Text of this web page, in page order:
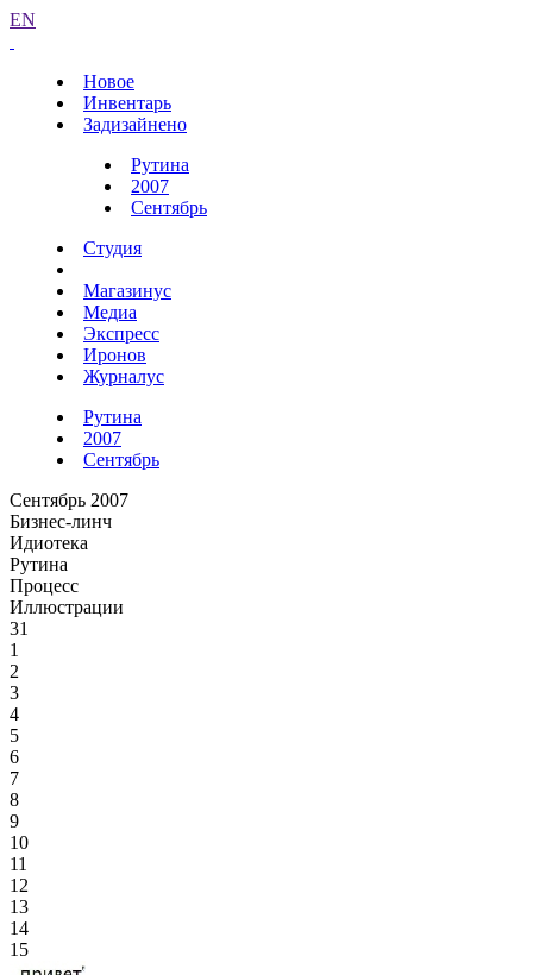
EN
Новое
Инвентарь
Задизайнено
Рутина
2007
Сентябрь
Студия
Магазинус
Медиа
Экспресс
Иронов
Журналус
Рутина
2007
Сентябрь
Сентябрь 2007
Бизнес-линч
Идиотека
Рутина
Процесс
Иллюстрации
31
1
2
3
4
5
6
7
8
9
10
11
12
13
14
15